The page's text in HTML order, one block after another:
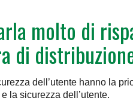
molto di
di
dell’utente hanno la
la sicurezza dell’utente.